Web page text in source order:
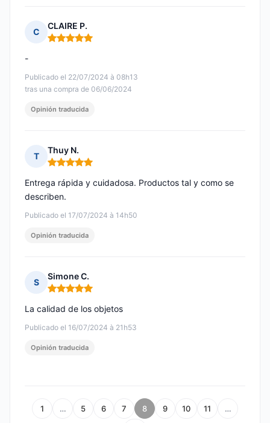
C
CLAIRE P.
Nota: 5 de 5
Publicado el 22/07/2024 à 08h13
tras una compra de 06/06/2024
-
Opinión traducida
T
Thuy N.
Nota: 5 de 5
Publicado el 17/07/2024 à 14h50
Entrega rápida y cuidadosa. Productos tal y como se
describen.
Opinión traducida
S
Simone C.
Nota: 5 de 5
Publicado el 16/07/2024 à 21h53
La calidad de los objetos
Opinión traducida
1 … 5 6 7 8 9 10 11 …